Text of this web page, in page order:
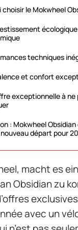
choisir le Mokwheel
techniques
et confort
exceptionnelle à ne
: Mokwheel
départ pour
macht es
Obsidian zu
avec un